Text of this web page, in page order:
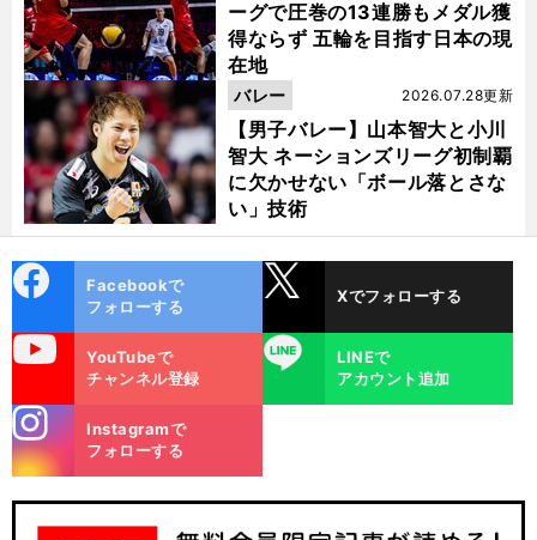
ーグで圧巻の13連勝もメダル獲
得ならず 五輪を目指す日本の現
在地
【男子バレー】山本智大と小川
智大 ネーションズリーグ初制覇
に欠かせない「ボール落とさな
い」技術
2026.07.28更新
バレー
ok
Facebookで
フォローする
Xでフォローする
YouTubeで
チャンネル登録
LINE
LINEで
アカウント追加
m
Instagramで
フォローする